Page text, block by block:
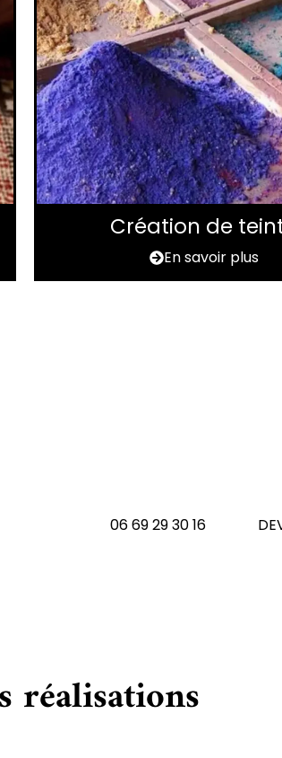
Création de
En savoir plus
06 69 29 30 16
réalisations